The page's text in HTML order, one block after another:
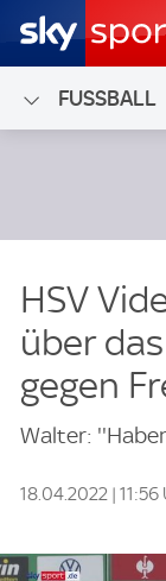
FUSSBALL
HSV
über
gegen
Walter:
18.04.2022 | 11:56